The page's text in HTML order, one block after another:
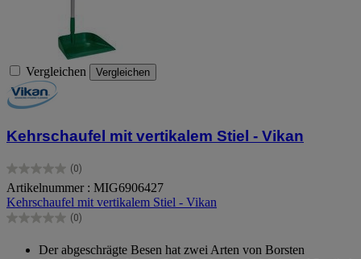
Vergleichen Vergleichen
Kehrschaufel mit vertikalem Stiel - Vikan
(0)
0.0
von
5
Sternen.
Artikelnummer : MIG6906427
Kehrschaufel mit vertikalem Stiel - Vikan
(0)
0.0
Der abgeschrägte Besen hat zwei Arten von Borsten